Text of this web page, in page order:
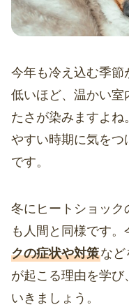
今年も冷え込む季
低いほど、温かい
たさが染みますよね
やすい時期に気をつ
です。
冬にヒートショック
も人間と同様です。
クの症状や対策など
が起こる理由を学び
いきましょう。